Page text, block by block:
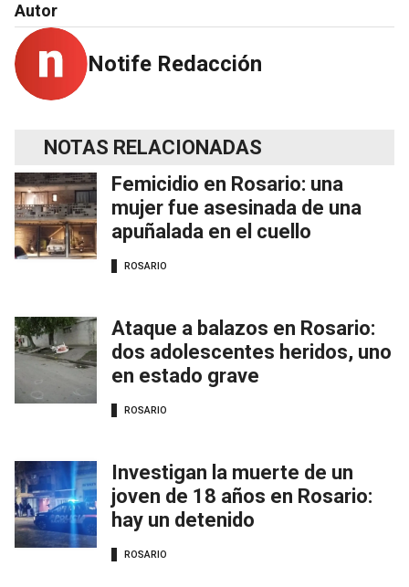
Autor
Notife Redacción
NOTAS RELACIONADAS
Femicidio en Rosario: una
mujer fue asesinada de una
apuñalada en el cuello
ROSARIO
Ataque a balazos en Rosario:
dos adolescentes heridos, uno
en estado grave
ROSARIO
Investigan la muerte de un
joven de 18 años en Rosario:
hay un detenido
ROSARIO